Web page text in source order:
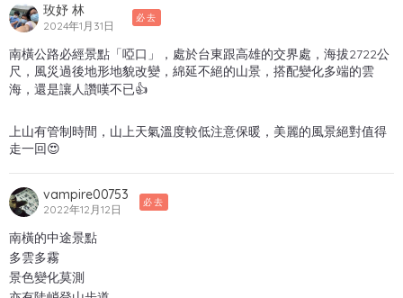
玫妤 林
2024年1月31日
必去
南橫公路必經景點「啞口」，處於台東跟高雄的交界處，海拔2722公
尺，風災過後地形地貌改變，綿延不絕的山景，搭配變化多端的雲
海，還是讓人讚嘆不已👍
上山有管制時間，山上天氣溫度較低注意保暖，美麗的風景絕對值得
走一回😍
vampire00753
2022年12月12日
必去
南橫的中途景點
多雲多霧
景色變化莫測